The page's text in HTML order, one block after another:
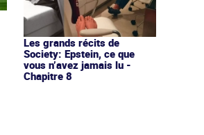
Les grands récits de
Society: Epstein, ce que
vous n’avez jamais lu -
Chapitre 8